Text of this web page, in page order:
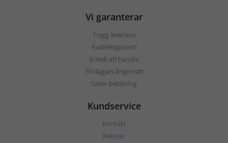
Vi garanterar
Trygg leverans
Kvalitetsgaranti
Enkelt att handla
30 dagars ångerrätt
Säker betalning
Kundservice
Kontakt
Returer